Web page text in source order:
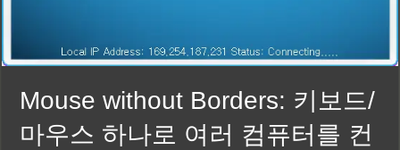
Mouse without Borders: 키보드/
마우스 하나로 여러 컴퓨터를 컨